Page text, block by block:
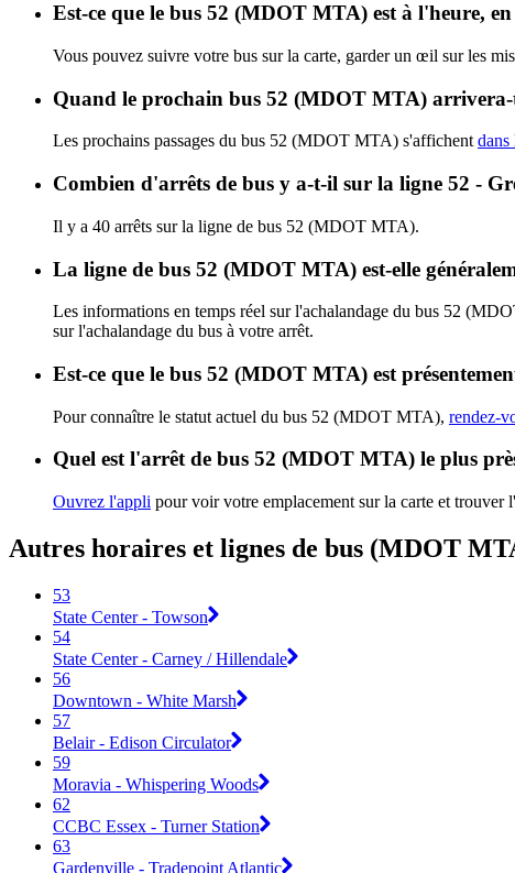
Est-ce que le bus 52 (MDOT MTA) est à l'heure,
Vous pouvez suivre votre bus sur la carte, garder un œil sur les
Quand le prochain bus 52 (MDOT MTA)
Les prochains passages du bus 52 (MDOT MTA) s'affichent dans
Combien d'arrêts de bus y a-t-il sur la ligne 52 -
Il y a 40 arrêts sur la ligne de bus 52 (MDOT MTA).
La ligne de bus 52 (MDOT MTA) est-elle
Les informations en temps réel sur l'achalandage du bus 52
sur l'achalandage du bus à votre arrêt.
Est-ce que le bus 52 (MDOT MTA) est
Pour connaître le statut actuel du bus 52 (MDOT MTA), rendez-
Quel est l'arrêt de bus 52 (MDOT MTA) le plus
Ouvrez l'appli pour voir votre emplacement sur la carte et trouver
Autres horaires et lignes de bus (MDOT
53
State Center - Towson
54
State Center - Carney / Hillendale
56
Downtown - White Marsh
57
Belair - Edison Circulator
59
Moravia - Whispering Woods
62
CCBC Essex - Turner Station
63
Gardenville - Tradepoint Atlantic